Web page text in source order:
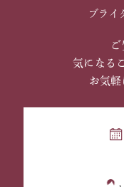
ブライ
気になる
お気